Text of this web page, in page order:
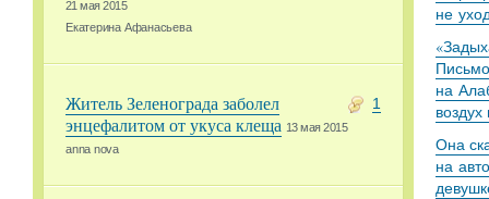
21 мая 2015
Екатерина Афанасьева
1
Житель Зеленограда заболел
энцефалитом от укуса клеща 13 мая 2015
anna nova
не
на
Она
на